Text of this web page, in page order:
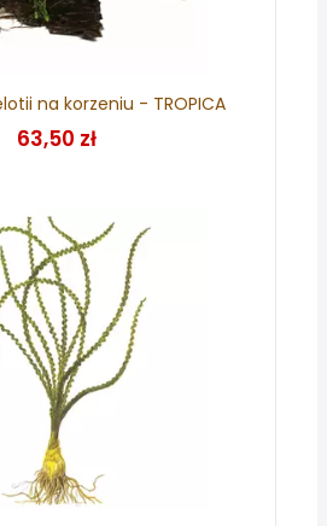
na korzeniu - TROPICA
63,50 zł